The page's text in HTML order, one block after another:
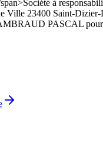
à
23400 Saint-
PASCAL